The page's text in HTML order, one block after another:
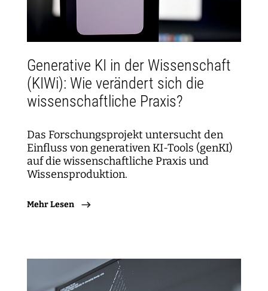
Generative KI in der Wissenschaft
(KIWi): Wie verändert sich die
wissenschaftliche Praxis?
Das Forschungsprojekt untersucht den
Einfluss von generativen KI-Tools (genKI)
auf die wissenschaftliche Praxis und
Wissensproduktion.
Mehr Lesen